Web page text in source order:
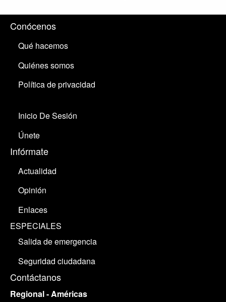
Conócenos
Qué hacemos
Quiénes somos
Política de privacidad
Inicio De Sesión
Únete
Infórmate
Actualidad
Opinión
Enlaces
ESPECIALES
Salida de emergencia
Seguridad ciudadana
Contáctanos
Regional - Américas